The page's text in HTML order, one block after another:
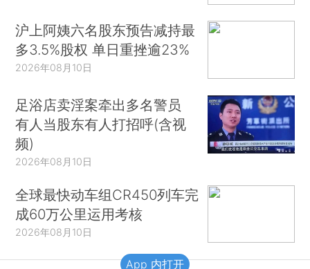
沪上阿姨六名股东预告减持最
多3.5%股权 单日重挫逾23%
2026年08月10日
足浴店卖淫案牵出多名警员
有人当股东有人打招呼(含视
频)
2026年08月10日
全球最快动车组CR450列车完
成60万公里运用考核
2026年08月10日
App 内打开